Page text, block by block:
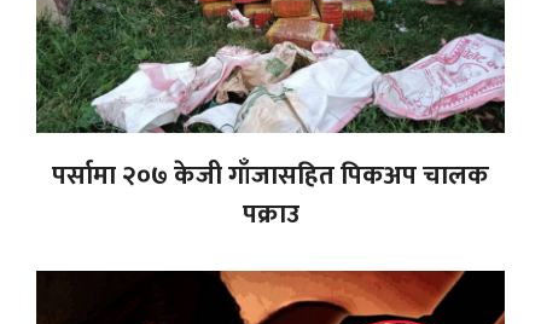
पर्सामा २०७ केजी गाँजासहित पिकअप चालक
पक्राउ